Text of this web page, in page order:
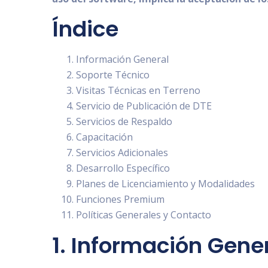
Índice
Información General
Soporte Técnico
Visitas Técnicas en Terreno
Servicio de Publicación de DTE
Servicios de Respaldo
Capacitación
Servicios Adicionales
Desarrollo Específico
Planes de Licenciamiento y Modalidades
Funciones Premium
Políticas Generales y Contacto
1. Información